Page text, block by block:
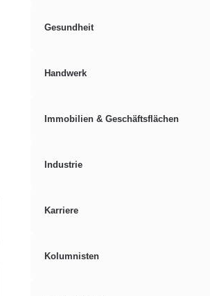
Gesundheit
Handwerk
Immobilien & Geschäftsflächen
Industrie
Karriere
Kolumnisten